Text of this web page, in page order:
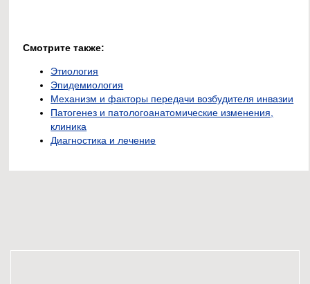
Смотрите также:
Этиология
Эпидемиология
Механизм и факторы передачи возбудителя инвазии
Патогенез и патологоанатомические изменения,
клиника
Диагностика и лечение